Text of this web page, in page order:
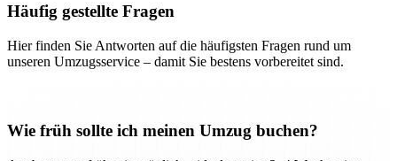
Häufig gestellte Fragen
Hier finden Sie Antworten auf die häufigsten Fragen rund um
unseren Umzugsservice – damit Sie bestens vorbereitet sind.
Wie früh sollte ich meinen Umzug buchen?